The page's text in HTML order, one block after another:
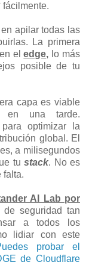
fácilmente.
apilar todas las
La primera
eledge, lo más
posible de tu
capa es viable
en una tarde.
optimizar la
global. El
a milisegundos
tustack. No es
falta.
AI Lab por
seguridad tan
a todos los
lidiar con este
probar el
de Cloudflare